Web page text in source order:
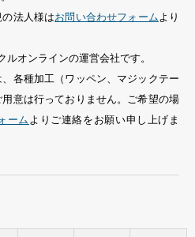
の法人様はお問い合わせフォーム より
オンラインの運営会社です。
各種加工（ワッペン、マジックテー
意は行っておりません。ご希望の場
ーム よりご連絡をお願い申し上げま